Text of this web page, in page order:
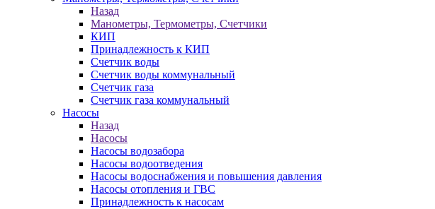
Назад
Манометры, Термометры, Счетчики
КИП
Принадлежность к КИП
Счетчик воды
Счетчик воды коммунальный
Счетчик газа
Счетчик газа коммунальный
Насосы
Назад
Насосы
Насосы водозабора
Насосы водоотведения
Насосы водоснабжения и повышения давления
Насосы отопления и ГВС
Принадлежность к насосам